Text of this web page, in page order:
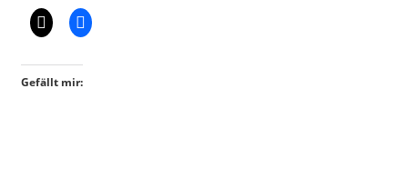
Gefällt mir: